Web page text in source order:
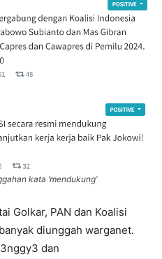
kata ‘mendukung’
Golkar, PAN dan Koalisi
diunggah warganet.
dan